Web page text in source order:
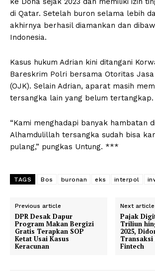
di Qatar. Setelah buron selama lebih
akhirnya berhasil diamankan dan
Indonesia.
Kasus hukum Adrian kini ditangani
Bareskrim Polri bersama Otoritas Jasa
(OJK). Selain Adrian, aparat masih
tersangka lain yang belum tertangkap.
“Kami menghadapi banyak hambatan
Alhamdulillah tersangka sudah bisa
pulang,” pungkas Untung. ***
TAGS Bos buronan eks interpol
Previous article
DPR Desak Dapur
Program Makan Bergizi
Gratis Terapkan SOP
Ketat Usai Kasus
Keracunan
Next article
Pajak
Triliun
2025,
Transaksi
Fintech